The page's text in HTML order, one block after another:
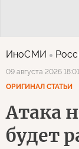
ИноСМИ
09 августа 2026 18:01
ОРИГИНАЛ СТАТЬИ
Атака
будет